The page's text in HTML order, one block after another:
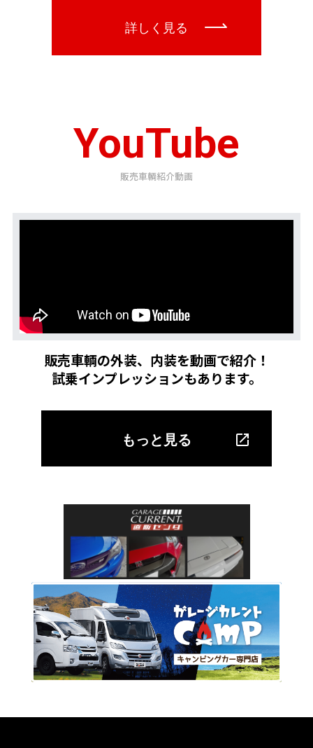
YouTube
販売車輌紹介動画
販売車輌の外装、内装を動画で紹介！
試乗インプレッションもあります。
もっと見る